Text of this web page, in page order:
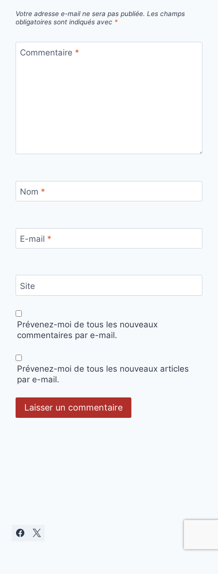
Votre adresse e-mail ne sera pas publiée. Les champs
obligatoires sont indiqués avec *
Commentaire *
Nom *
E-mail *
Site
Prévenez-moi de tous les nouveaux
commentaires par e-mail.
Prévenez-moi de tous les nouveaux articles
par e-mail.